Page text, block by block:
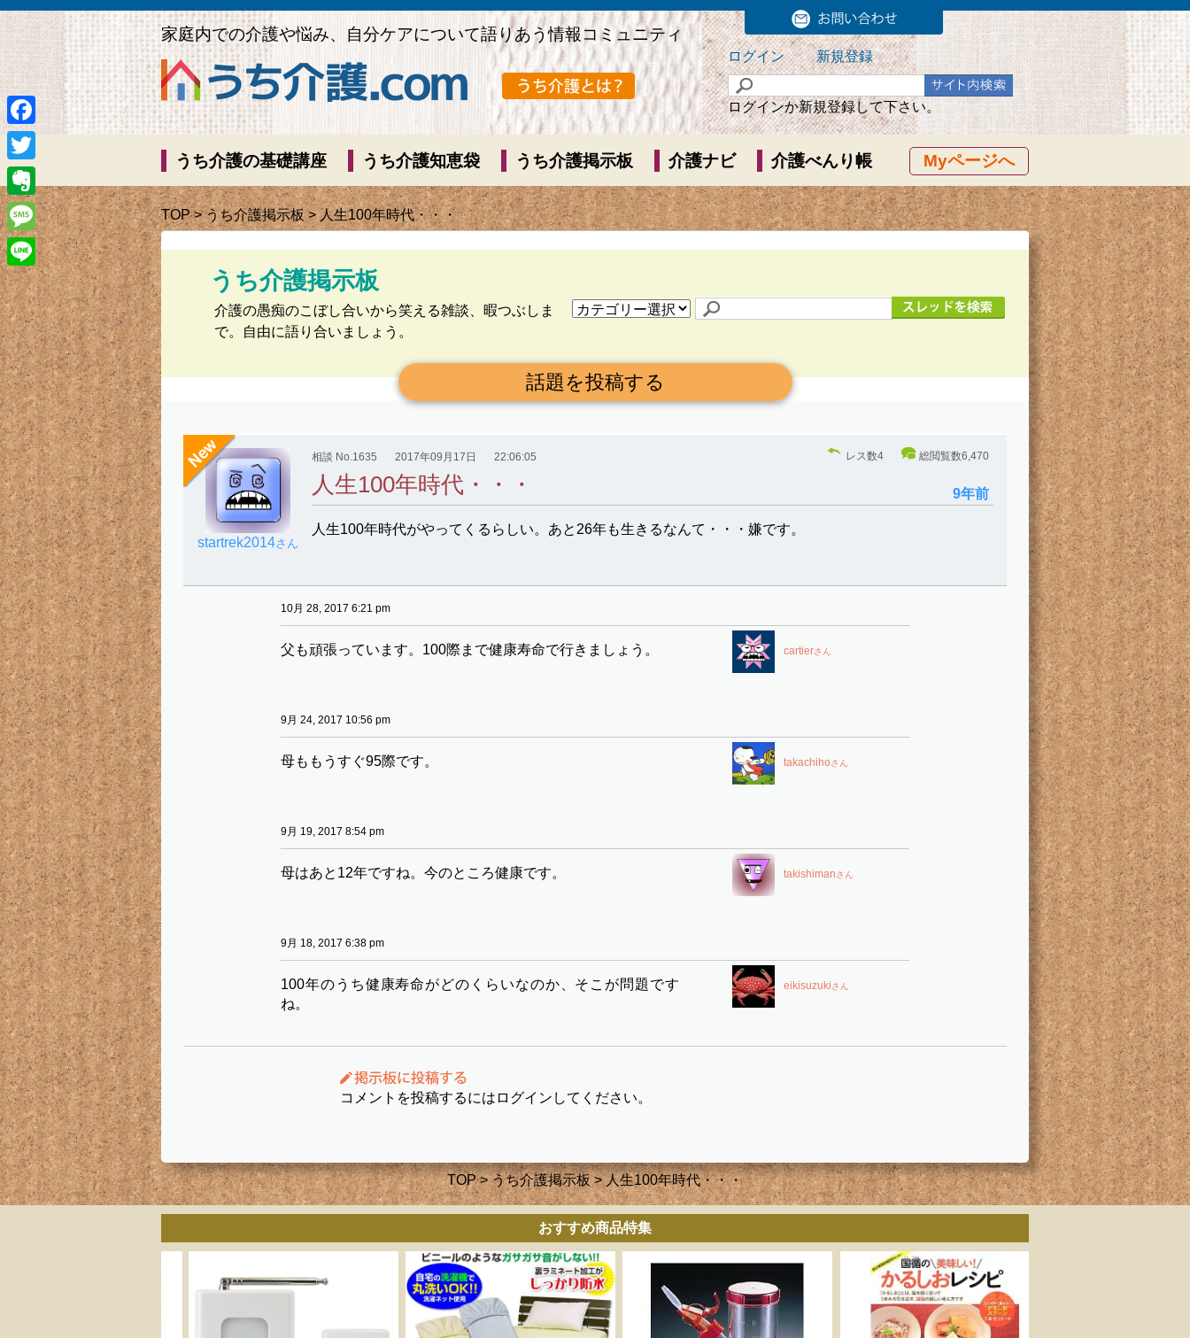
家庭内での介護や悩み、自分ケアについて語りあう情報コミュニティ
ログイン 新規登録
ログインか新規登録して下さい。
Myページへ
うち介護の基礎講座 うち介護知恵袋 うち介護掲示板 介護ナビ 介護べんり帳
TOP>うち介護掲示板> 人生100年時代・・・
うち介護掲示板
介護の愚痴のこぼし合いから笑える雑談、暇つぶしま
で。自由に語り合いましょう。
話題を投稿する
startrek2014さん
相談 No.1635 2017年09月17日 22:06:05
人生100年時代・・・
人生100年時代がやってくるらしい。あと26年も生きるなんて・・・嫌です。
9年前
レス数4 総閲覧数6,470
10月 28, 2017 6:21 pm
cartierさん
父も頑張っています。100際まで健康寿命で行きましょう。
9月 24, 2017 10:56 pm
takachihoさん
母ももうすぐ95際です。
9月 19, 2017 8:54 pm
takishimanさん
母はあと12年ですね。今のところ健康です。
9月 18, 2017 6:38 pm
eikisuzukiさん
100年のうち健康寿命がどのくらいなのか、そこが問題です
ね。
コメントを投稿するにはログインしてください。
TOP>うち介護掲示板> 人生100年時代・・・
おすすめ商品特集
Facebook
Twitter
Evernote
Message
Line